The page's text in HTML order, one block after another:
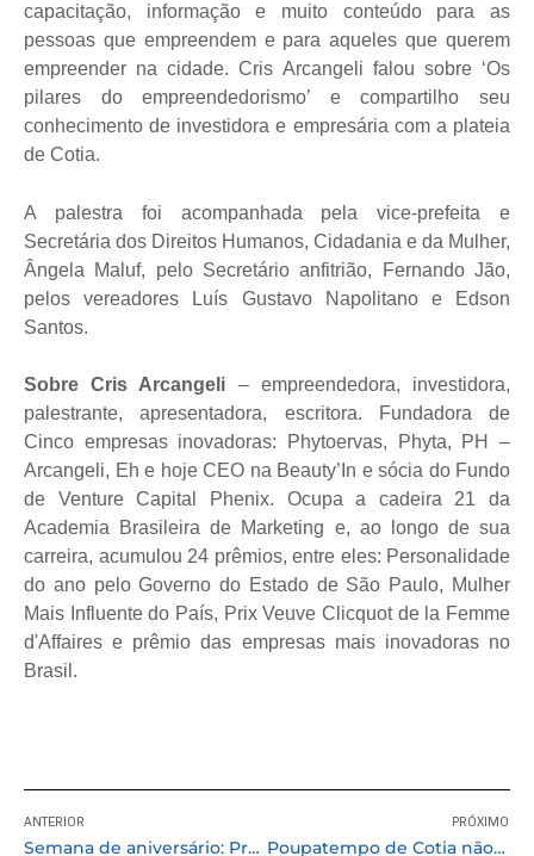
capacitação, informação e muito conteúdo para as
pessoas que empreendem e para aqueles que querem
empreender na cidade. Cris Arcangeli falou sobre ‘Os
pilares do empreendedorismo’ e compartilho seu
conhecimento de investidora e empresária com a plateia
de Cotia.
A palestra foi acompanhada pela vice-prefeita e
Secretária dos Direitos Humanos, Cidadania e da Mulher,
Ângela Maluf, pelo Secretário anfitrião, Fernando Jão,
pelos vereadores Luís Gustavo Napolitano e Edson
Santos.
Sobre Cris Arcangeli – empreendedora, investidora,
palestrante, apresentadora, escritora. Fundadora de
Cinco empresas inovadoras: Phytoervas, Phyta, PH –
Arcangeli, Eh e hoje CEO na Beauty’In e sócia do Fundo
de Venture Capital Phenix. Ocupa a cadeira 21 da
Academia Brasileira de Marketing e, ao longo de sua
carreira, acumulou 24 prêmios, entre eles: Personalidade
do ano pelo Governo do Estado de São Paulo, Mulher
Mais Influente do País, Prix Veuve Clicquot de la Femme
d'Affaires e prêmio das empresas mais inovadoras no
Brasil.
ANTERIOR
Semana de aniversário: Prefeitura realiza novas entregas do “Cotia que Cuida”
PRÓXIMO
Poupatempo de Cotia não terá expediente no sábado (2/04) dia do aniversário da cidade